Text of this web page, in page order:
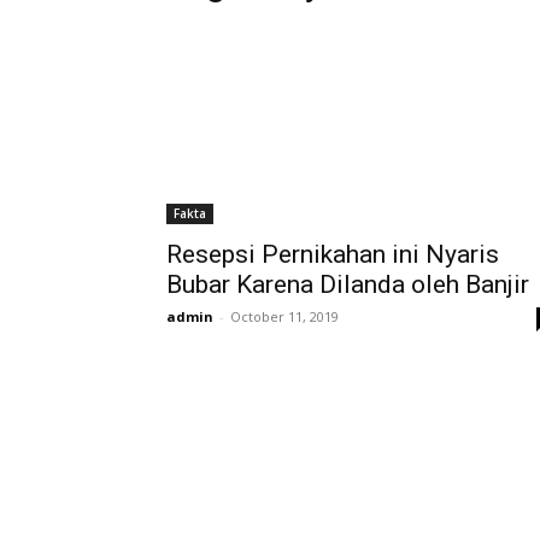
Fakta
Resepsi Pernikahan ini Nyaris
Bubar Karena Dilanda oleh Banjir
admin - October 11, 2019